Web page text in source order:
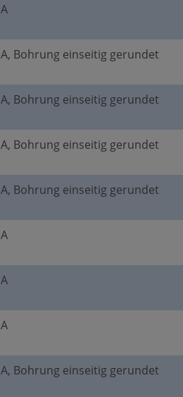
A
A, Bohrung einseitig gerundet
A, Bohrung einseitig gerundet
A, Bohrung einseitig gerundet
A, Bohrung einseitig gerundet
A
A
A
A, Bohrung einseitig gerundet